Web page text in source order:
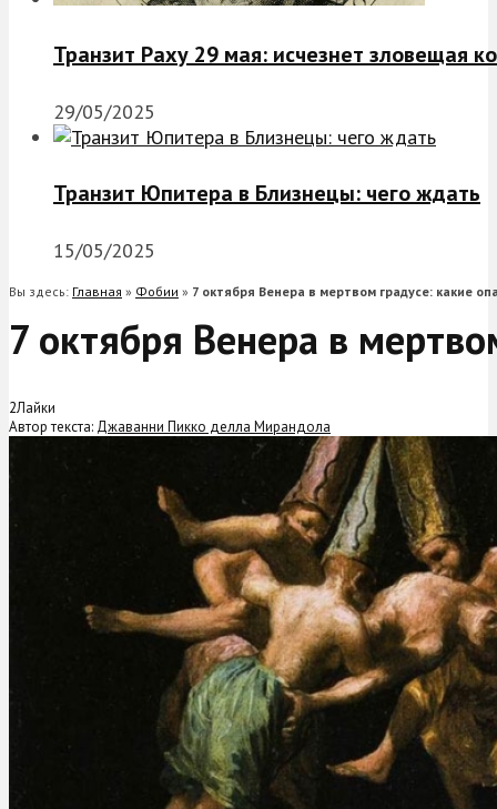
Транзит Раху 29 мая: исчезнет зловещая
29/05/2025
Транзит Юпитера в Близнецы: чего ждать
15/05/2025
Вы здесь: Главная » Фобии » 7 октября Венера в мертвом градусе: какие
7 октября Венера в
2Лайки
Автор текста: Джаванни Пикко делла Мирандола